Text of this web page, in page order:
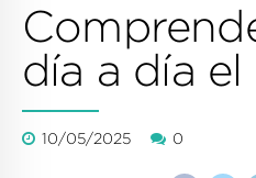
día a día
10/05/2025 0